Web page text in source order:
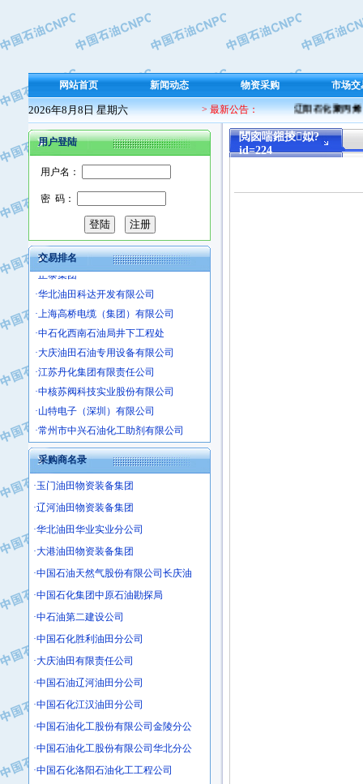
网站首页 新闻动态 物资采购 市场交
2026年8月8日 星期六 > 最新公告： 辽阳石化聚丙烯
用户登陆
用户名：
密 码：
交易排名
·保定北奥石油物探特种车辆制造有限
·盘锦辽河油田天意石油装备有限公司
·中国石油天然气管道局穿越公司
·沧州市电气控制设备厂
·中船重工中南装备有限责任公司
·南石力天传动件有限公司
·浙江瑞普环境技术有限公司
·华北石油新大禹环保设备有限公司
·河北翼凌机械制造总厂
·实华(天津)国际贸易有限公司
·上海宝钢商贸有限公司
·辽河石油勘探局总机械厂
·正泰集团
·姜堰市三联助剂有限公司
·四川中光高技术研究所有限责任公司
·江苏天安防雷工程有限责任公司
·中国石化镇海炼化分公司
·上海鼓风机厂有限公司
·中核苏阀科技实业股份有限公司
·济南柴油机股份有限公司
·上海科瑞曼士德电源系统集成有限公
·东方合金铸造厂
·沧州市电气控制设备厂
·中船重工中南装备有限责任公司
·南石力天传动件有限公司
采购商名录
·玉门油田物资装备集团
·辽河油田物资装备集团
·华北油田华业实业分公司
·大港油田物资装备集团
·中国石油天然气股份有限公司长庆油
·中国石化集团中原石油勘探局
·中石油第二建设公司
·中国石化胜利油田分公司
·大庆油田有限责任公司
·中国石油辽河油田分公司
·中国石化江汉油田分公司
·中国石油化工股份有限公司金陵分公
·中国石油化工股份有限公司华北分公
·中国石化洛阳石油化工工程公司
閲囪喘鎺掕姒?
id=224